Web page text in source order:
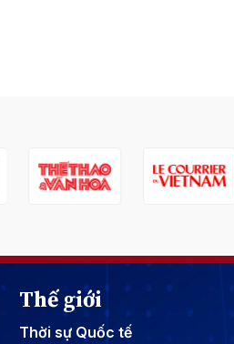
Thế giới
Thời sự Quốc tế